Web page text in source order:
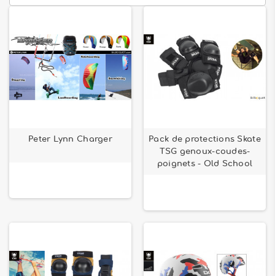
Peter Lynn Charger
Pack de protections Skate
TSG genoux-coudes-
poignets - Old School